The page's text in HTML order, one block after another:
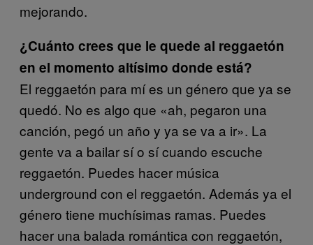
mejorando.
¿Cuánto crees que le quede al reggaetón
en el momento altísimo donde está?
El reggaetón para mí es un género que ya se
quedó. No es algo que «ah, pegaron una
canción, pegó un año y ya se va a ir». La
gente va a bailar sí o sí cuando escuche
reggaetón. Puedes hacer música
underground con el reggaetón. Además ya el
género tiene muchísimas ramas. Puedes
hacer una balada romántica con reggaetón,